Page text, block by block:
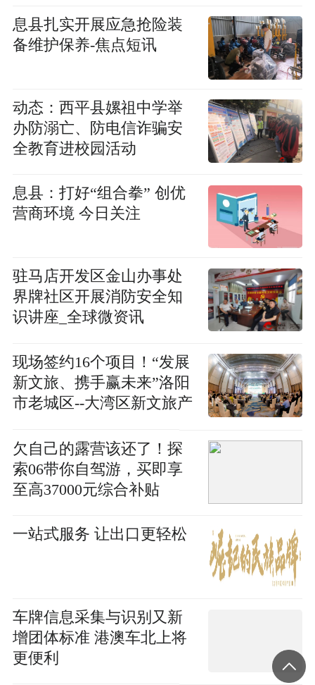
​息县扎实开展应急抢险装
备维护保养-焦点短讯
动态：​西平县嫘祖中学举
办防溺亡、防电信诈骗安
全教育进校园活动
息县：打好“组合拳” 创优
营商环境 今日关注
驻马店开发区金山办事处
界牌社区开展消防安全知
识讲座_全球微资讯
现场签约16个项目！“发展
新文旅、携手赢未来”洛阳
市老城区--大湾区新文旅产
欠自己的露营该还了！探
索06带你自驾游，买即享
至高37000元综合补贴
一站式服务 让出口更轻松
车牌信息采集与识别又新
增团体标准 港澳车北上将
更便利